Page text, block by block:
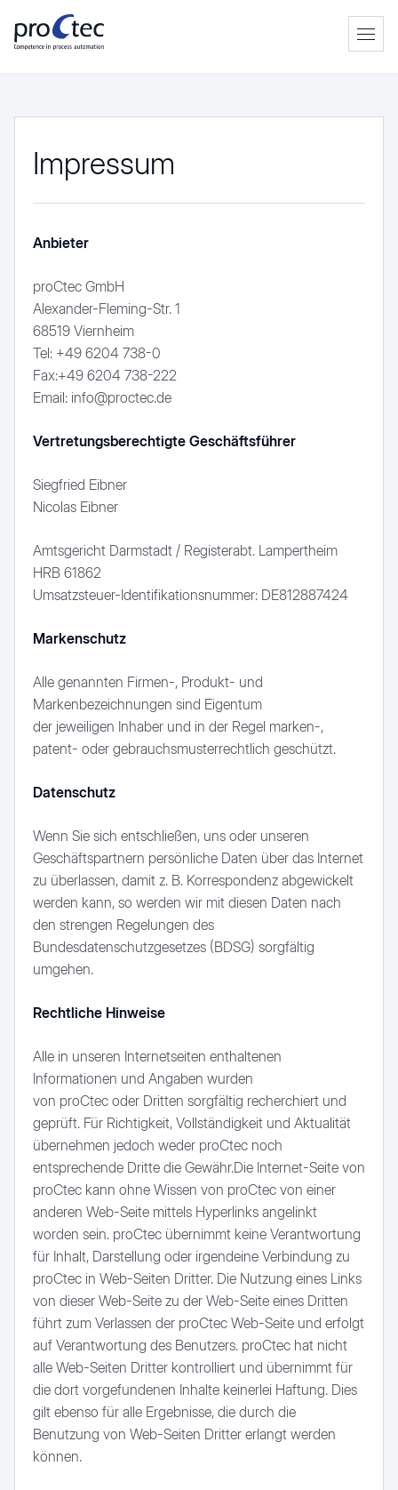
proCvlies
proCextrusion
Planung & Konzeption
Installation & Inbetriebnahme
Betrieb & Instandhaltung
24/7 Service & Wartung
Automobilindustrie
Gummi- und Kunststoffindustrie
Lebensmittelindustrie
Luft- & Raumfahrt
Maschinenbau
Pharmazie und Chemie
Textilindustrie
Karriere
Studium
Case Studies
Impressum
Anbieter
proCtec GmbH
Alexander-Fleming-Str. 1
68519 Viernheim
Tel: +49 6204 738-0
Fax:+49 6204 738-222
Email: info@proctec.de
Vertretungsberechtigte Geschäftsführer
Siegfried Eibner
Nicolas Eibner
Amtsgericht Darmstadt / Registerabt. Lampertheim
HRB 61862
Umsatzsteuer-Identifikationsnummer: DE812887424
Markenschutz
Alle genannten Firmen-, Produkt- und
Markenbezeichnungen sind Eigentum
der jeweiligen Inhaber und in der Regel marken-,
patent- oder gebrauchsmusterrechtlich geschützt.
Datenschutz
Wenn Sie sich entschließen, uns oder unseren
Geschäftspartnern persönliche Daten über das Internet
zu überlassen, damit z. B. Korrespondenz abgewickelt
werden kann, so werden wir mit diesen Daten nach
den strengen Regelungen des
Bundesdatenschutzgesetzes (BDSG) sorgfältig
umgehen.
Rechtliche Hinweise
Alle in unseren Internetseiten enthaltenen
Informationen und Angaben wurden
von proCtec oder Dritten sorgfältig recherchiert und
geprüft. Für Richtigkeit, Vollständigkeit und Aktualität
übernehmen jedoch weder proCtec noch
entsprechende Dritte die Gewähr.Die Internet-Seite von
proCtec kann ohne Wissen von proCtec von einer
anderen Web-Seite mittels Hyperlinks angelinkt
worden sein. proCtec übernimmt keine Verantwortung
für Inhalt, Darstellung oder irgendeine Verbindung zu
proCtec in Web-Seiten Dritter. Die Nutzung eines Links
von dieser Web-Seite zu der Web-Seite eines Dritten
führt zum Verlassen der proCtec Web-Seite und erfolgt
auf Verantwortung des Benutzers. proCtec hat nicht
alle Web-Seiten Dritter kontrolliert und übernimmt für
die dort vorgefundenen Inhalte keinerlei Haftung. Dies
gilt ebenso für alle Ergebnisse, die durch die
Benutzung von Web-Seiten Dritter erlangt werden
können.